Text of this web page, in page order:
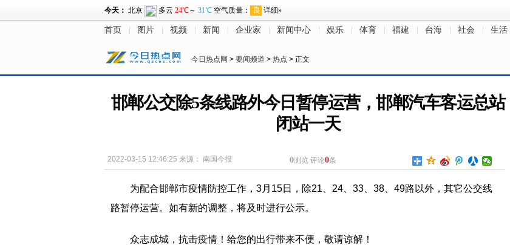
首页 图片 视频 新闻 企业家 新闻中心 娱乐 体育 福建 台海 社会 生活
今日热点网 > 要闻频道 > 热点 > 正文
邯郸公交除5条线路外今日暂停运营，邯郸汽车客运总站
闭站一天
2022-03-15 12:46:25 来源： 南国今报 0浏览 评论0条
为配合邯郸市疫情防控工作，3月15日，除21、24、33、38、49路以外，其它公交线
路暂停运营。如有新的调整，将及时进行公示。
众志成城，抗击疫情！给您的出行带来不便，敬请谅解！